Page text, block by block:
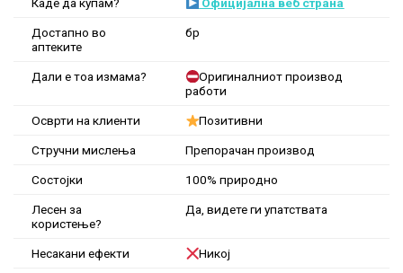
Каде да купам? Официјална веб страна
Достапно во
аптеките
бр
Дали е тоа измама?
Оригиналниот производ
работи
Осврти на клиенти Позитивни
Стручни мислења Препорачан производ
Состојки 100% природно
Лесен за
користење?
Да, видете ги упатствата
Несакани ефекти Никој